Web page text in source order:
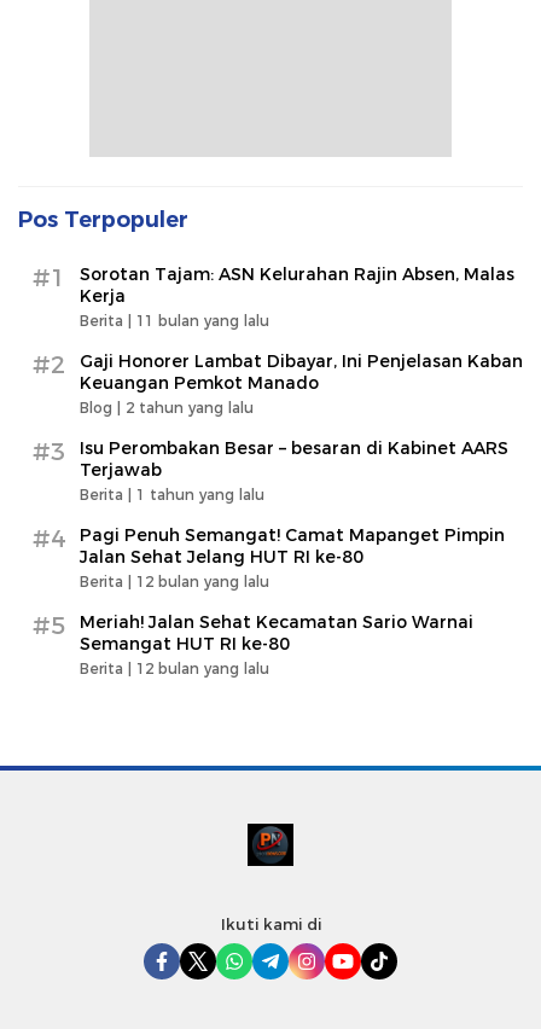
Pos Terpopuler
#1
Sorotan Tajam: ASN Kelurahan Rajin Absen, Malas
Kerja
Berita | 11 bulan yang lalu
#2
Gaji Honorer Lambat Dibayar, Ini Penjelasan Kaban
Keuangan Pemkot Manado
Blog | 2 tahun yang lalu
#3
Isu Perombakan Besar – besaran di Kabinet AARS
Terjawab
Berita | 1 tahun yang lalu
#4
Pagi Penuh Semangat! Camat Mapanget Pimpin
Jalan Sehat Jelang HUT RI ke-80
Berita | 12 bulan yang lalu
#5
Meriah! Jalan Sehat Kecamatan Sario Warnai
Semangat HUT RI ke-80
Berita | 12 bulan yang lalu
Ikuti kami di